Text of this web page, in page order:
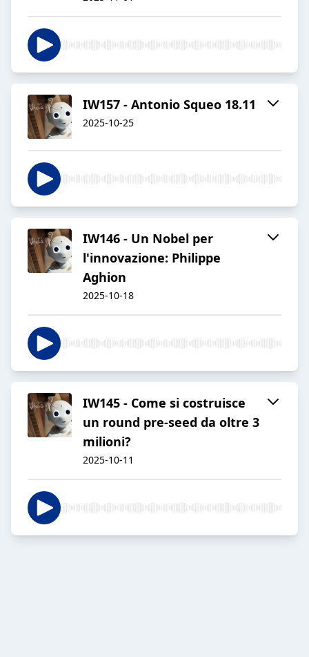
IW157 - Antonio Squeo 18.11
2025-10-25
IW146 - Un Nobel per
l'innovazione: Philippe
Aghion
2025-10-18
IW145 - Come si costruisce
un round pre-seed da oltre 3
milioni?
2025-10-11